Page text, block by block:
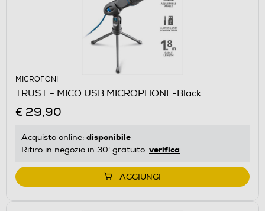
MICROFONI
TRUST - MICO USB MICROPHONE-Black
€ 29,90
Acquisto online: disponibile
Ritiro in negozio in 30' gratuito: verifica
AGGIUNGI